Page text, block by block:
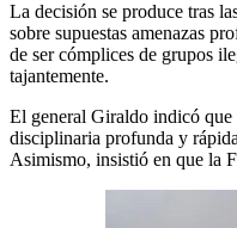
La decisión se produce tras
sobre supuestas amenazas
de ser cómplices de grupos
tajantemente.
El general Giraldo indicó que
disciplinaria profunda y
Asimismo, insistió en que la